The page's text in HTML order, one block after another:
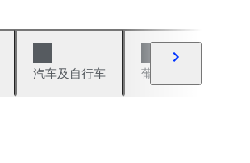
汽车及自行车 葡萄酒及烈性酒